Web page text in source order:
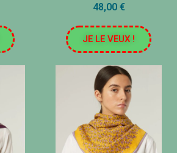
48,00 €
JE LE VEUX !